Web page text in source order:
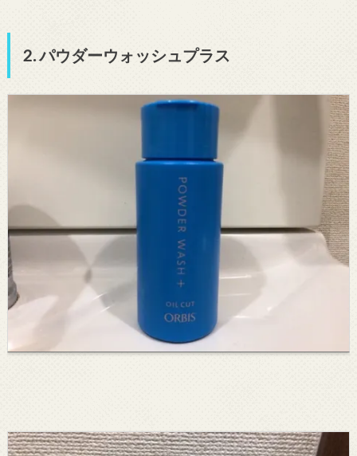
2. パウダーウォッシュプラス